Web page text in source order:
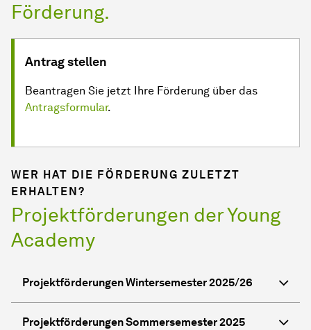
Förderung.
Antrag stellen
Beantragen Sie jetzt Ihre Förderung über das
Antragsformular.
WER HAT DIE FÖRDERUNG ZULETZT
ERHALTEN?
Projektförderungen der Young
Academy
Projektförderungen Wintersemester 2025/26
Projektförderungen Sommersemester 2025